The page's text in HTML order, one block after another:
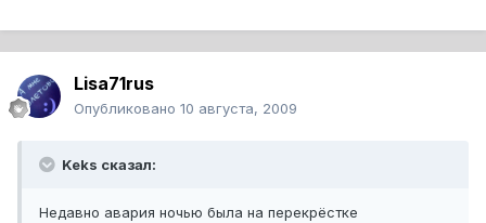
Lisa71rus
Опубликовано 10 августа, 2009
Keks сказал:
Недавно авария ночью была на перекрёстке